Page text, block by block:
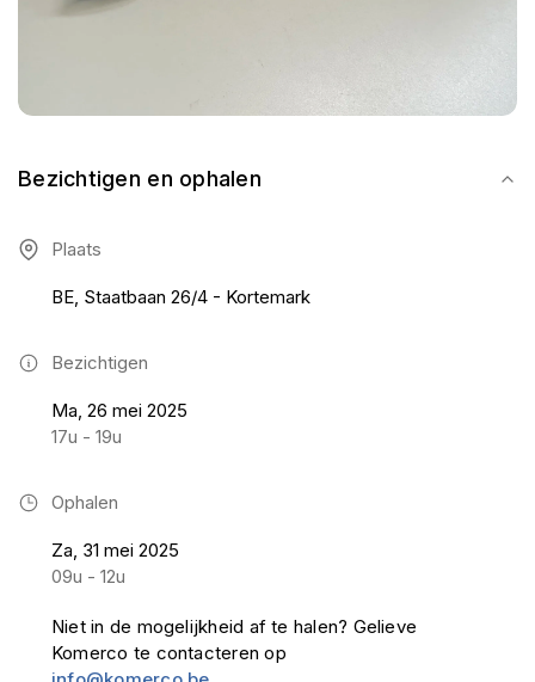
Bezichtigen en ophalen
Plaats
BE, Staatbaan 26/4 - Kortemark
Bezichtigen
Ma, 26 mei 2025
17u - 19u
Ophalen
Za, 31 mei 2025
09u - 12u
Niet in de mogelijkheid af te halen? Gelieve
Komerco te contacteren op